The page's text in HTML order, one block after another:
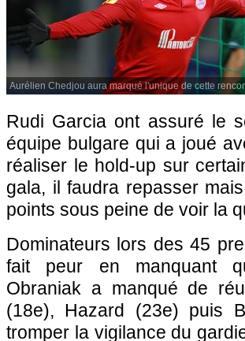
Aurélien Chedjou aura marqué l'unique de cette
Rudi Garcia ont assuré le
équipe bulgare qui a joué
réaliser le hold-up sur
gala, il faudra repasser
points sous peine de voir la
Dominateurs lors des 45
fait peur en manquant
Obraniak a manqué de
(18e), Hazard (23e) puis
tromper la vigilance du